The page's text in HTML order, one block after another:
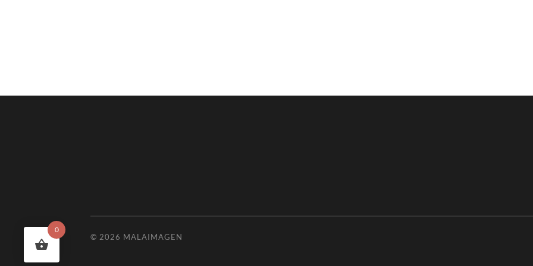
© 2026 MALAIMAGEN
0